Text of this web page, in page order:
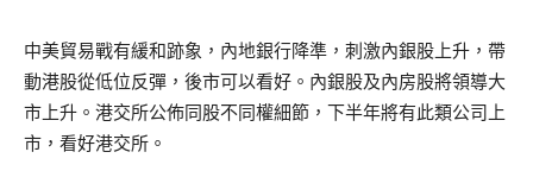
中美貿易戰有緩和跡象，內地銀行降準，刺激內銀股上升，帶
動港股從低位反彈，後市可以看好。內銀股及內房股將領導大
市上升。港交所公佈同股不同權細節，下半年將有此類公司上
市，看好港交所。